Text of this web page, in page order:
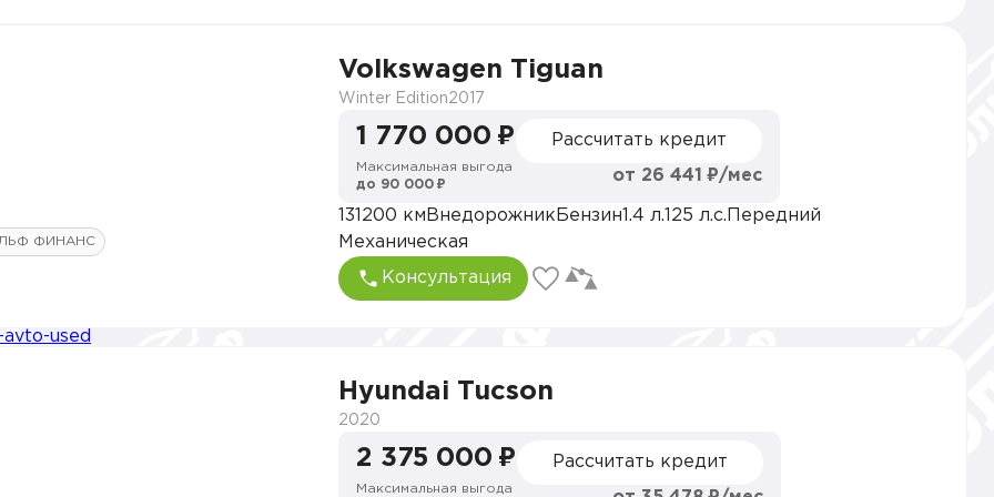
ФИНАНС
Volkswagen Tiguan
Winter Edition2017
1 770 000 ₽
Максимальная выгода
до 90 000 ₽
Рассчитать кредит
от 26 441 ₽/мес
131200 км Внедорожник Бензин 1.4 л. 125 л.с. Передний
Механическая
Консультация
Hyundai Tucson
2020
2 375 000 ₽
Максимальная выгода
Рассчитать кредит